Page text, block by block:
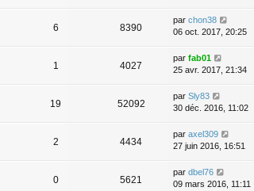
6 8390
par chon38
06 oct. 2017, 20:25
1 4027
par fab01
25 avr. 2017, 21:34
19 52092
par Sly83
30 déc. 2016, 11:02
2 4434
par axel309
27 juin 2016, 16:51
0 5621
par dbel76
09 mars 2016, 11:11